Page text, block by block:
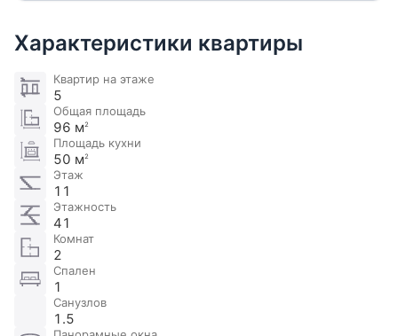
Характеристики квартиры
Квартир на этаже
5
Общая площадь
96 м2
Площадь кухни
50 м2
Этаж
11
Этажность
41
Комнат
2
Спален
1
Санузлов
1.5